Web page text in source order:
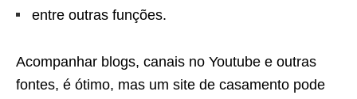
entre outras funções.
Acompanhar blogs, canais no Youtube e outras
fontes, é ótimo, mas um site de casamento pode